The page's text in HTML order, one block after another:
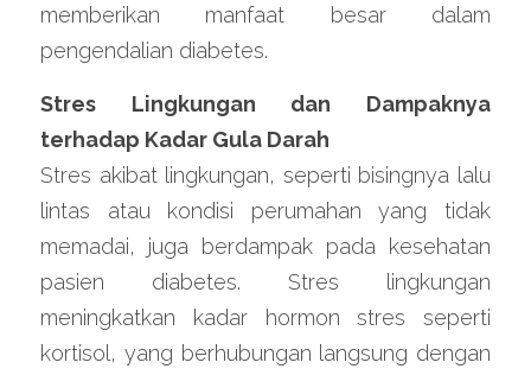
memberikan manfaat besar dalam
pengendalian diabetes.
Stres Lingkungan dan Dampaknya
terhadap Kadar Gula Darah
Stres akibat lingkungan, seperti bisingnya lalu
lintas atau kondisi perumahan yang tidak
memadai, juga berdampak pada kesehatan
pasien diabetes. Stres lingkungan
meningkatkan kadar hormon stres seperti
kortisol, yang berhubungan langsung dengan